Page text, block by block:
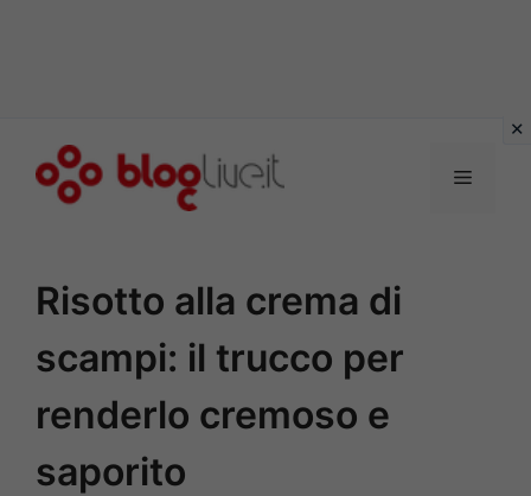
Menu
Risotto alla crema di
scampi: il trucco per
renderlo cremoso e
saporito